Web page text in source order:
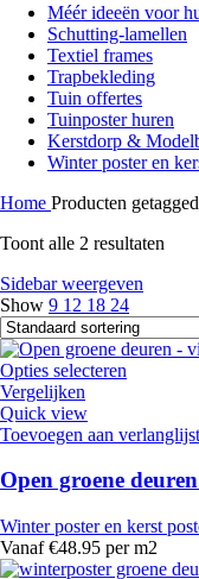
Méér ideeën voor
Schutting-lamellen
Textiel frames
Trapbekleding
Tuin offertes
Tuinposter huren
Kerstdorp &
Winter poster en
Home Producten
Toont alle 2 resultaten
Sidebar weergeven
Show 9 12 18 24
Opties selecteren
Vergelijken
Quick view
Toevoegen aan verlanglijst
Open groene
Winter poster en kerst
Vanaf €48.95 per m2